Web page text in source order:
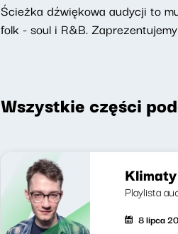
Ścieżka dźwiękowa audycji to
folk - soul i R&B.
Wszystkie części
Playlista
8 lipca